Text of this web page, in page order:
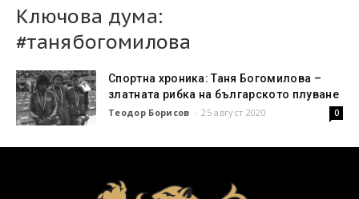
Ключова дума:
#танябогомилова
Спортна хроника: Таня Богомилова –
златната рибка на българското плуване
Теодор Борисов - 25 август 2020 0